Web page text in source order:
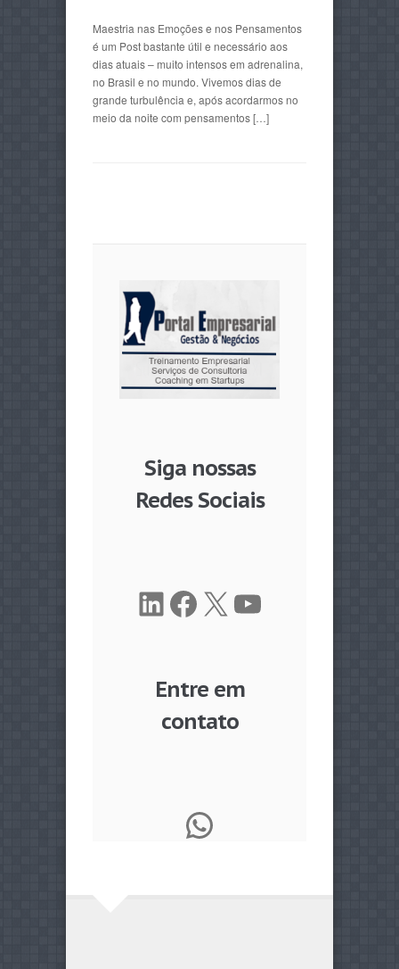
Maestria nas Emoções e nos Pensamentos
é um Post bastante útil e necessário aos
dias atuais – muito intensos em adrenalina,
no Brasil e no mundo. Vivemos dias de
grande turbulência e, após acordarmos no
meio da noite com pensamentos […]
Siga nossas
Redes Sociais
LinkedIn
Facebook
X Youtube
Entre em
contato
WhatsApp